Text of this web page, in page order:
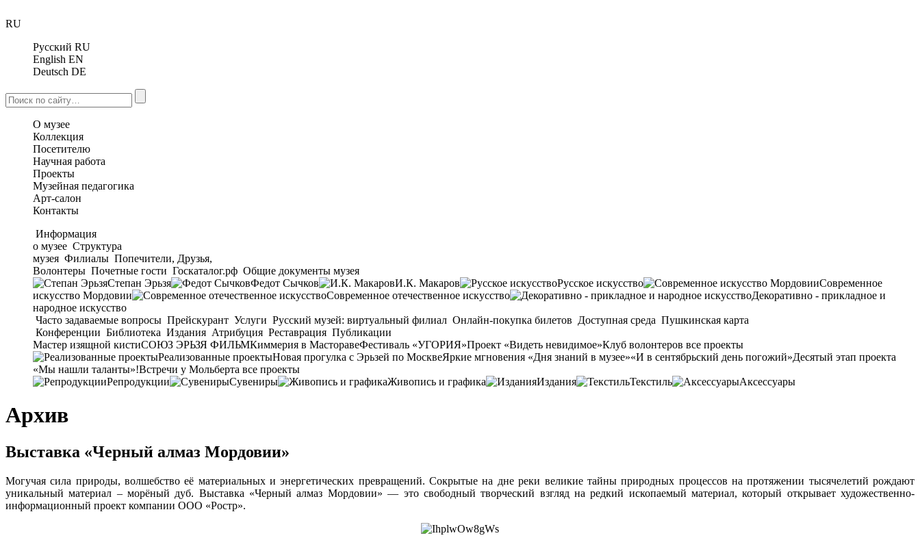
RU
Русский RU
English EN
Deutsch DE
О музее
Коллекция
Посетителю
Научная работа
Проекты
Музейная педагогика
Арт-салон
Контакты
Информация
о музее Структура
музея Филиалы Попечители, Друзья,
Волонтеры Почетные гости Госкаталог.рф Общие документы музея
Степан Эрьзя
Федот Сычков И.К. Макаров Русское искусство
Современное
искусство Мордовии
Современное отечественное искусство
Декоративно - прикладное и
народное искусство
Часто задаваемые вопросы Прейскурант Услуги Русский музей: виртуальный филиал Онлайн-покупка билетов Доступная среда Пушкинская карта
Конференции Библиотека Издания Атрибуция Реставрация Публикации
Мастер изящной кистиСОЮЗ ЭРЬЗЯ ФИЛЬМКиммерия в МасторавеФестиваль «УГОРИЯ»Проект «Видеть невидимое»Клуб волонтеров все проекты
Реализованные проектыНовая прогулка с Эрьзей по МосквеЯркие мгновения «Дня знаний в музее»«И в сентябрьский день погожий»Десятый этап проекта
«Мы нашли таланты»!Встречи у Мольберта все проекты
Репродукции
Сувениры Живопись и графика Издания Текстиль Аксессуары
Архив
Выставка «Черный алмаз Мордовии»
Могучая сила природы, волшебство её материальных и энергетических превращений. Сокрытые на дне реки великие тайны природных процессов на протяжении тысячелетий рождают
уникальный материал – морёный дуб. Выставка «Черный алмаз Мордовии» — это свободный творческий взгляд на редкий ископаемый материал, который открывает художественно-
информационный проект компании ООО «Ростр».